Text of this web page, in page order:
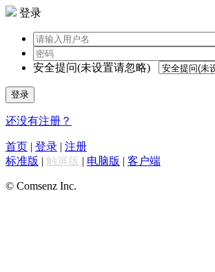
登录
安全提问(未设置请忽略)
登录
还没有注册？
首页 | 登录 | 注册
标准版 | 触屏版 | 电脑版 | 客户端
© Comsenz Inc.